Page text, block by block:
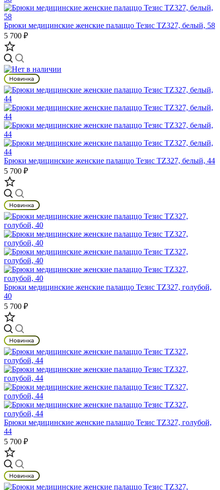
Брюки медицинские женские палаццо Тезис TZ327, белый, 58
5 700 ₽
Брюки медицинские женские палаццо Тезис TZ327, белый, 44
5 700 ₽
Брюки медицинские женские палаццо Тезис TZ327, голубой,
40
5 700 ₽
Брюки медицинские женские палаццо Тезис TZ327, голубой,
44
5 700 ₽